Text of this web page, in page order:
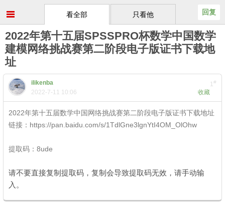
只看他
看全部 回复
2022年第十五届SPSSPRO杯数学中国数学
建模网络挑战赛第二阶段电子版证书下载地
址
1#
ilikenba
收藏
2022-7-11 10:06
2022年第十五届数学中国网络挑战赛第二阶段电子版证书下载地址
链接：https://pan.baidu.com/s/1TdlGne3lgnYtI4OM_OlOhw
提取码：8ude
请不要直接复制提取码，复制会导致提取码无效，请手动输
入。